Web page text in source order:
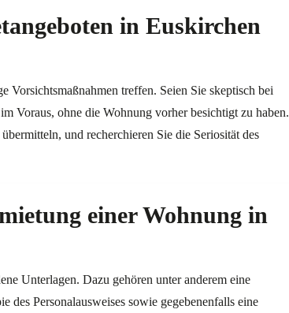
in Euskirchen
Vorsichtsmaßnahmen treffen. Seien Sie skeptisch bei
Voraus, ohne die Wohnung vorher besichtigt zu haben.
und recherchieren Sie die Seriosität des
einer Wohnung in
Unterlagen. Dazu gehören unter anderem eine
des Personalausweises sowie gegebenenfalls eine